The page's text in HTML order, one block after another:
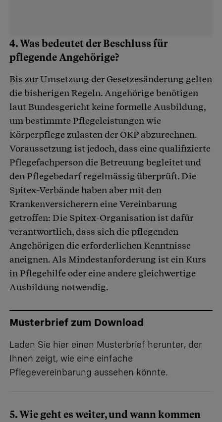
4. Was bedeutet der Beschluss für
pflegende Angehörige?
Bis zur Umsetzung der Gesetzesänderung gelten
die bisherigen Regeln. Angehörige benötigen
laut Bundesgericht keine formelle Ausbildung,
um bestimmte Pflegeleistungen wie
Körperpflege zulasten der OKP abzurechnen.
Voraussetzung ist jedoch, dass eine qualifizierte
Pflegefachperson die Betreuung begleitet und
den Pflegebedarf regelmässig überprüft. Die
Spitex-Verbände haben aber mit den
Krankenversicherern eine Vereinbarung
getroffen: Die Spitex-Organisation ist dafür
verantwortlich, dass sich die pflegenden
Angehörigen die erforderlichen Kenntnisse
aneignen. Als Mindestanforderung ist ein Kurs
in Pflegehilfe oder eine andere gleichwertige
Ausbildung notwendig.
Musterbrief zum Download
Laden Sie hier einen Musterbrief herunter, der
Ihnen zeigt, wie eine einfache
Pflegevereinbarung aussehen könnte.
5. Wie geht es weiter, und wann kommen